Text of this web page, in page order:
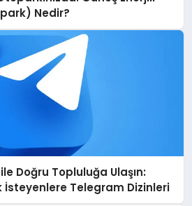
Nedir?
Doğru Topluluğa Ulaşın:
İsteyenlere Telegram Dizinleri